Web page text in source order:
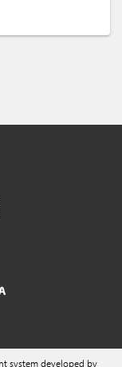
system developed by